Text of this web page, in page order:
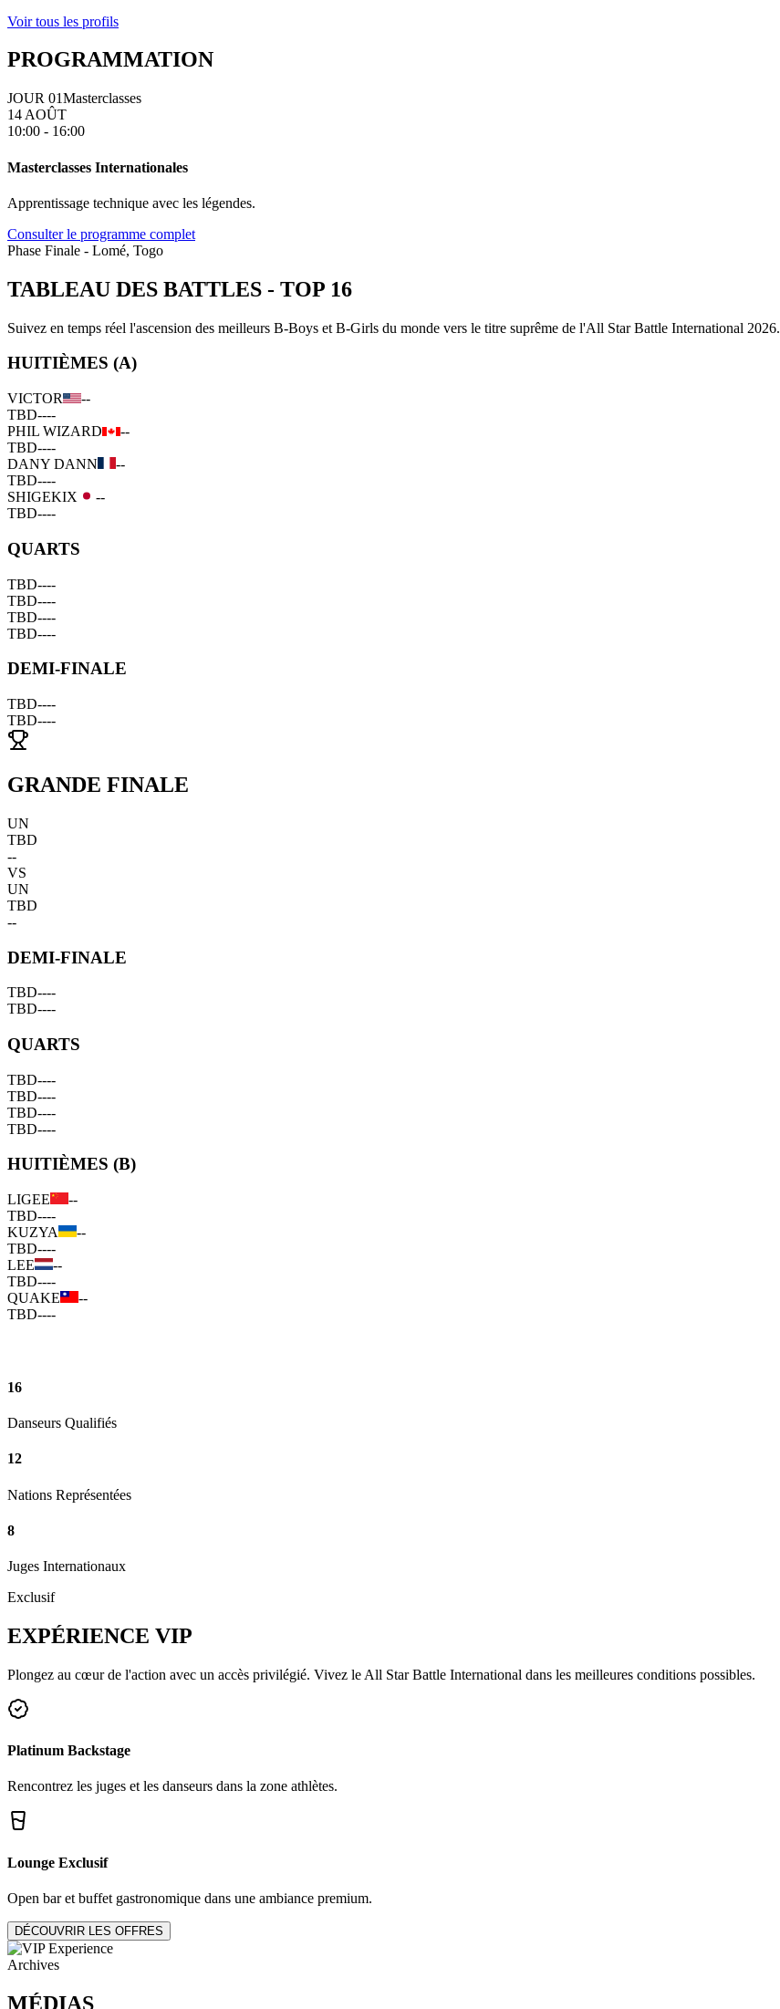
Voir tous les profils
PROGRAMMATION
JOUR 01Masterclasses
14 AOÛT
10:00 - 16:00
Masterclasses Internationales
Apprentissage technique avec les légendes.
Consulter le programme complet
Phase Finale - Lomé, Togo
TABLEAU DES BATTLES - TOP 16
Suivez en temps réel l'ascension des meilleurs B-Boys et B-Girls du monde vers le titre suprême de l'All Star Battle International 2026.
HUITIÈMES (A)
VICTOR
--
TBD----
PHIL WIZARD
--
TBD----
DANY DANN
--
TBD----
SHIGEKIX
--
TBD----
QUARTS
TBD----
TBD----
TBD----
TBD----
DEMI-FINALE
TBD----
TBD----
GRANDE FINALE
UN
TBD
--
VS
UN
TBD
--
DEMI-FINALE
TBD----
TBD----
QUARTS
TBD----
TBD----
TBD----
TBD----
HUITIÈMES (B)
LIGEE
--
TBD----
KUZYA
--
TBD----
LEE
--
TBD----
QUAKE
--
TBD----
16
Danseurs Qualifiés
12
Nations Représentées
8
Juges Internationaux
Exclusif
EXPÉRIENCE VIP
Plongez au cœur de l'action avec un accès privilégié. Vivez le All Star Battle International dans les meilleures conditions possibles.
Platinum Backstage
Rencontrez les juges et les danseurs dans la zone athlètes.
Lounge Exclusif
Open bar et buffet gastronomique dans une ambiance premium.
DÉCOUVRIR LES OFFRES
Archives
MÉDIAS